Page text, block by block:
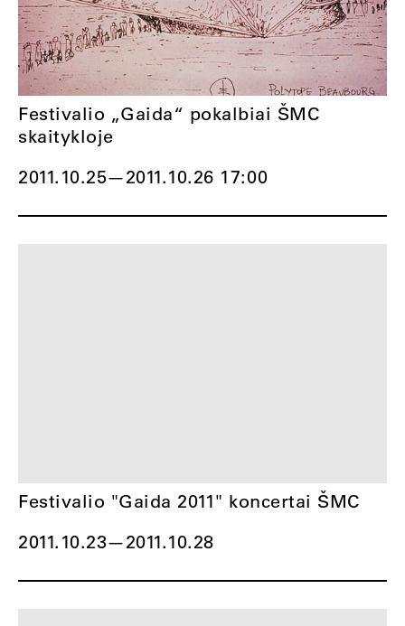
2011.10.25—2011.10.26 17:00
Festivalio „Gaida“ pokalbiai ŠMC
skaitykloje
2011.10.23—2011.10.28
Festivalio "Gaida 2011" koncertai ŠMC